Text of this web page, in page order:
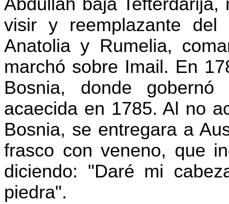
visir y reemplazante
Anatolia y Rumelia,
marchó sobre Imail. En
Bosnia, donde
acaecida en 1785. Al no
Bosnia, se entregara a
frasco con veneno, que
diciendo: "Daré mi
piedra".